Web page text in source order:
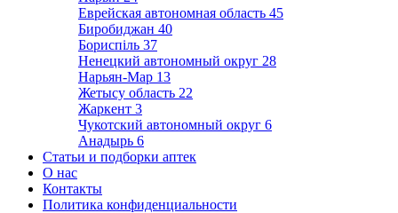
Еврейская автономная область 45
Биробиджан 40
Бориспіль 37
Ненецкий автономный округ 28
Нарьян-Мар 13
Жетысу область 22
Жаркент 3
Чукотский автономный округ 6
Анадырь 6
Статьи и подборки аптек
О нас
Контакты
Политика конфиденциальности